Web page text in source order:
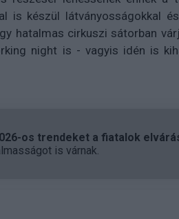
is készül látványosságokkal
hatalmas cirkuszi sátorban
night is - vagyis idén is
os trendeket a fiatalok
is várnak.